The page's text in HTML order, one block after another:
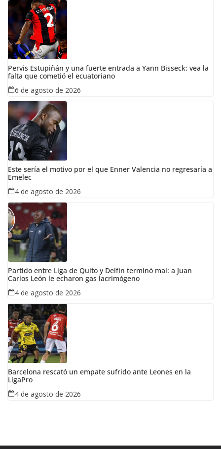
Pervis Estupiñán y una fuerte entrada a Yann Bisseck: vea la
falta que cometió el ecuatoriano
6 de agosto de 2026
Este sería el motivo por el que Enner Valencia no regresaría a
Emelec
4 de agosto de 2026
Partido entre Liga de Quito y Delfín terminó mal: a Juan
Carlos León le echaron gas lacrimógeno
4 de agosto de 2026
Barcelona rescató un empate sufrido ante Leones en la
LigaPro
4 de agosto de 2026